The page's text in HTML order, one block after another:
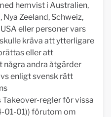
hemvist i Australien,
Zeeland, Schweiz,
eller personer vars
kräva att ytterligare
eller att
några andra åtgärder
enligt svensk rätt
regler för vissa
01)) förutom om